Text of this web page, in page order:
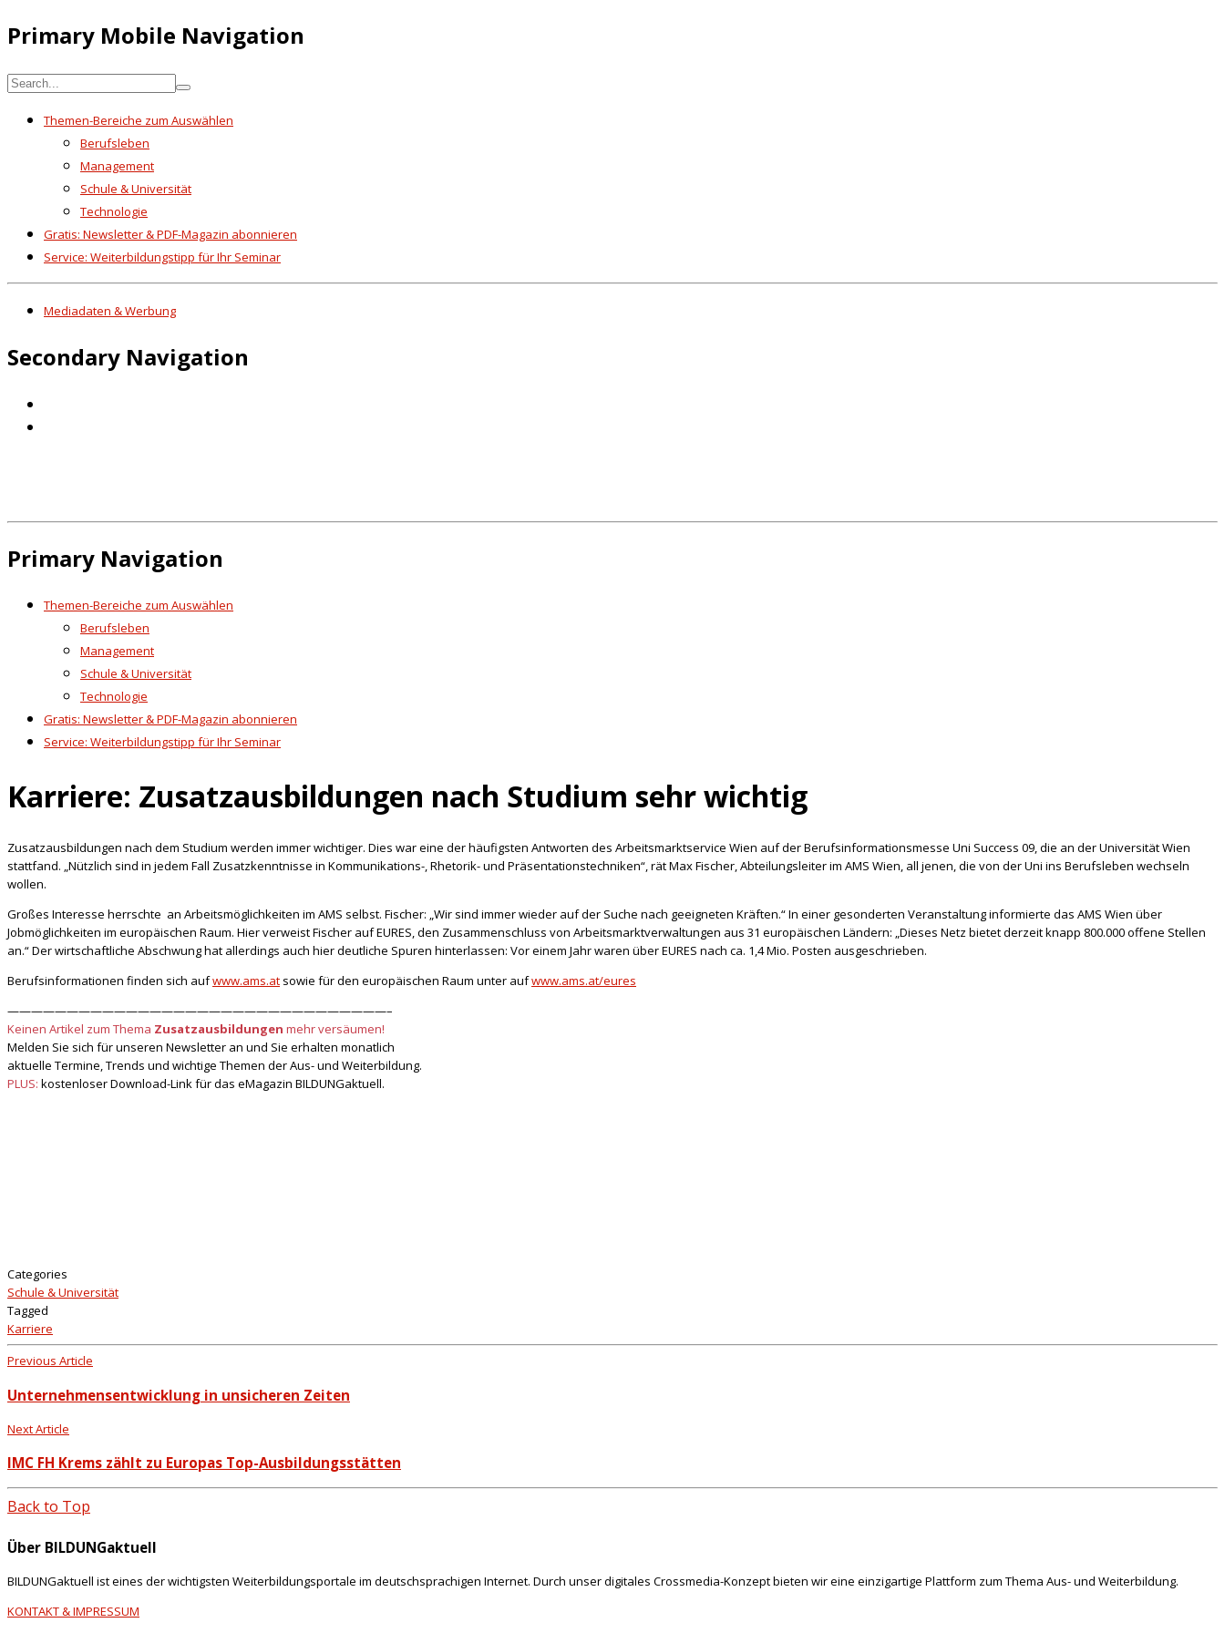
Primary Mobile Navigation
Themen-Bereiche zum Auswählen
Berufsleben
Management
Schule & Universität
Technologie
Gratis: Newsletter & PDF-Magazin abonnieren
Service: Weiterbildungstipp für Ihr Seminar
Mediadaten & Werbung
Secondary Navigation
Primary Navigation
Themen-Bereiche zum Auswählen
Berufsleben
Management
Schule & Universität
Technologie
Gratis: Newsletter & PDF-Magazin abonnieren
Service: Weiterbildungstipp für Ihr Seminar
Karriere: Zusatzausbildungen nach Studium sehr wichtig
Zusatzausbildungen nach dem Studium werden immer wichtiger. Dies war eine der häufigsten Antworten des Arbeitsmarktservice Wien auf der Berufsinformationsmesse Uni Success 09, die an der Universität Wien
stattfand. „Nützlich sind in jedem Fall Zusatzkenntnisse in Kommunikations-, Rhetorik- und Präsentationstechniken“, rät Max Fischer, Abteilungsleiter im AMS Wien, all jenen, die von der Uni ins Berufsleben wechseln
wollen.
Großes Interesse herrschte an Arbeitsmöglichkeiten im AMS selbst. Fischer: „Wir sind immer wieder auf der Suche nach geeigneten Kräften.“ In einer gesonderten Veranstaltung informierte das AMS Wien über
Jobmöglichkeiten im europäischen Raum. Hier verweist Fischer auf EURES, den Zusammenschluss von Arbeitsmarktverwaltungen aus 31 europäischen Ländern: „Dieses Netz bietet derzeit knapp 800.000 offene Stellen
an.“ Der wirtschaftliche Abschwung hat allerdings auch hier deutliche Spuren hinterlassen: Vor einem Jahr waren über EURES nach ca. 1,4 Mio. Posten ausgeschrieben.
Berufsinformationen finden sich aufwww.ams.at sowie für den europäischen Raum unter aufwww.ams.at/eures
————————————————————————————————–
Keinen Artikel zum Thema Zusatzausbildungen mehr versäumen!
Melden Sie sich für unseren Newsletter an und Sie erhalten monatlich
aktuelle Termine, Trends und wichtige Themen der Aus- und Weiterbildung.
PLUS: kostenloser Download-Link für das eMagazin BILDUNGaktuell.
Categories
Schule & Universität
Tagged
Karriere
Previous Article
Unternehmensentwicklung in unsicheren Zeiten
Next Article
IMC FH Krems zählt zu Europas Top-Ausbildungsstätten
Back to Top
Über BILDUNGaktuell
BILDUNGaktuell ist eines der wichtigsten Weiterbildungsportale im deutschsprachigen Internet. Durch unser digitales Crossmedia-Konzept bieten wir eine einzigartige Plattform zum Thema Aus- und Weiterbildung.
KONTAKT & IMPRESSUM